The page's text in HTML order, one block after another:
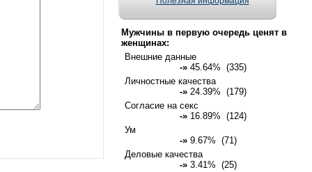
Мужчины в первую очередь ценят в
женщинах:
Внешние данные
-» 45.64% (335)
Личностные качества
-» 24.39% (179)
Согласие на секс
-» 16.89% (124)
Ум
-» 9.67% (71)
Деловые качества
-» 3.41% (25)